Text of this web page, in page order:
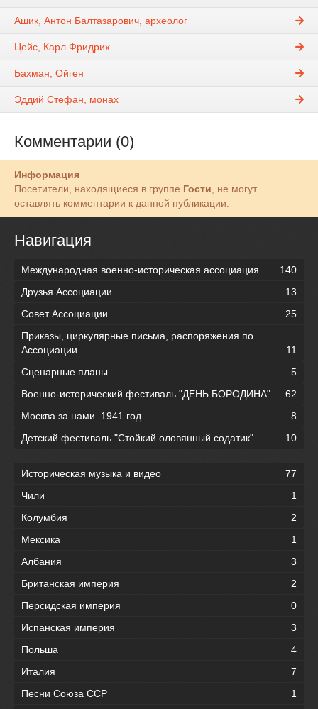
Ашик, Антон Балтазарович, археолог
Цейс, Карл Фридрих
Бахман, Ойген
Эддий Стефан, монах
Комментарии (0)
Информация
Посетители, находящиеся в группе Гости , не могут
оставлять комментарии к данной публикации.
Навигация
Международная военно-историческая ассоциация
140
Друзья Ассоциации
13
Совет Ассоциации
25
Приказы, циркулярные письма, распоряжения по
Ассоциации
11
Сценарные планы
5
Военно-исторический фестиваль "ДЕНЬ БОРОДИНА"
62
Москва за нами. 1941 год.
8
Детский фестиваль "Стойкий оловянный содатик"
10
Историческая музыка и видео
77
Чили
1
Колумбия
2
Мексика
1
Албания
3
Британская империя
2
Персидская империя
0
Испанская империя
3
Польша
4
Италия
7
Песни Союза ССР
1